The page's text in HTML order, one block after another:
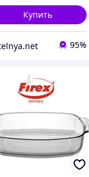
Купить
95%